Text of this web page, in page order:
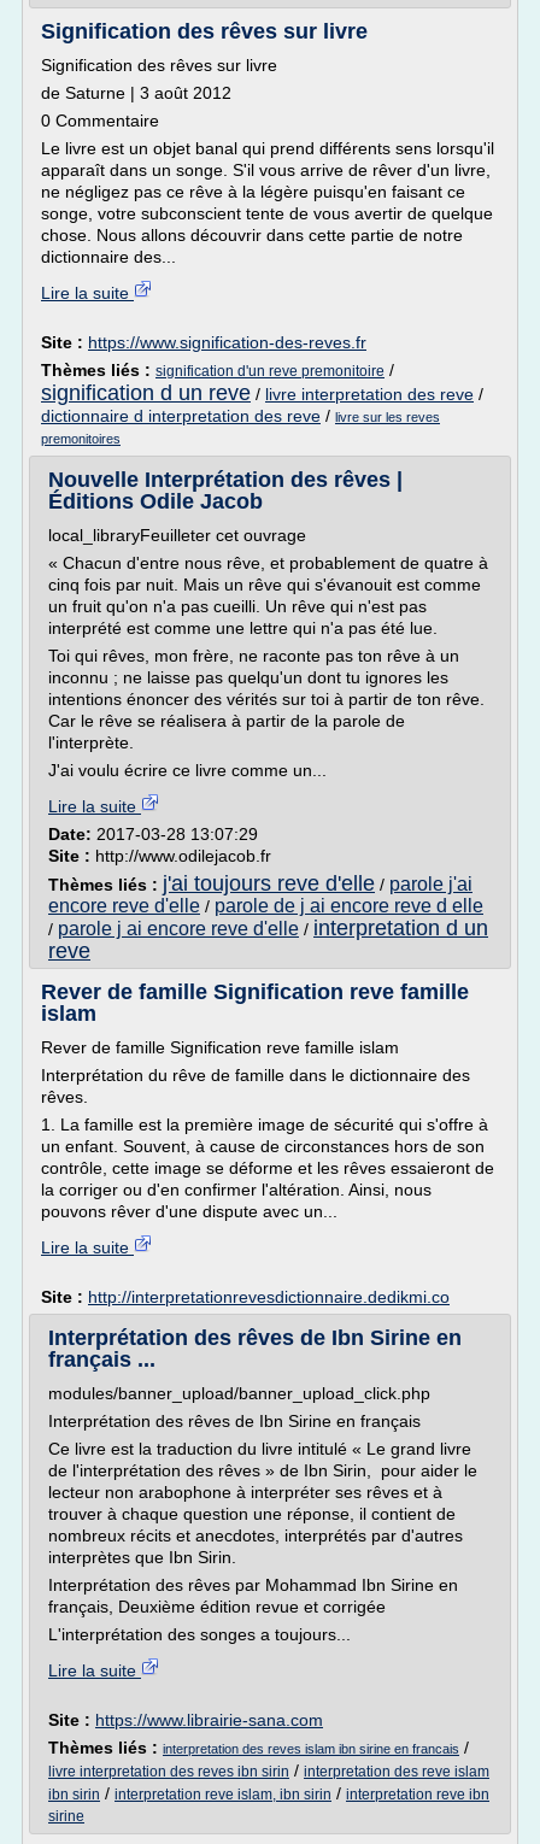
Signification des rêves sur livre
Signification des rêves sur livre
de Saturne | 3 août 2012
0 Commentaire
Le livre est un objet banal qui prend différents sens lorsqu'il
apparaît dans un songe. S'il vous arrive de rêver d'un livre,
ne négligez pas ce rêve à la légère puisqu'en faisant ce
songe, votre subconscient tente de vous avertir de quelque
chose. Nous allons découvrir dans cette partie de notre
dictionnaire des...
Lire la suite
Site : https://www.signification-des-reves.fr
Thèmes liés : signification d'un reve premonitoire /
signification d un reve / livre interpretation des reve /
dictionnaire d interpretation des reve / livre sur les reves
premonitoires
Nouvelle Interprétation des rêves |
Éditions Odile Jacob
local_libraryFeuilleter cet ouvrage
« Chacun d'entre nous rêve, et probablement de quatre à
cinq fois par nuit. Mais un rêve qui s'évanouit est comme
un fruit qu'on n'a pas cueilli. Un rêve qui n'est pas
interprété est comme une lettre qui n'a pas été lue.
Toi qui rêves, mon frère, ne raconte pas ton rêve à un
inconnu ; ne laisse pas quelqu'un dont tu ignores les
intentions énoncer des vérités sur toi à partir de ton rêve.
Car le rêve se réalisera à partir de la parole de
l'interprète.
J'ai voulu écrire ce livre comme un...
Lire la suite
Date: 2017-03-28 13:07:29
Site : http://www.odilejacob.fr
Thèmes liés : j'ai toujours reve d'elle / parole j'ai
encore reve d'elle / parole de j ai encore reve d elle
/ parole j ai encore reve d'elle / interpretation d un
reve
Rever de famille Signification reve famille
islam
Rever de famille Signification reve famille islam
Interprétation du rêve de famille dans le dictionnaire des
rêves.
1. La famille est la première image de sécurité qui s'offre à
un enfant. Souvent, à cause de circonstances hors de son
contrôle, cette image se déforme et les rêves essaieront de
la corriger ou d'en confirmer l'altération. Ainsi, nous
pouvons rêver d'une dispute avec un...
Lire la suite
Site : http://interpretationrevesdictionnaire.dedikmi.co
Interprétation des rêves de Ibn Sirine en
français ...
modules/banner_upload/banner_upload_click.php
Interprétation des rêves de Ibn Sirine en français
Ce livre est la traduction du livre intitulé « Le grand livre
de l'interprétation des rêves » de Ibn Sirin, pour aider le
lecteur non arabophone à interpréter ses rêves et à
trouver à chaque question une réponse, il contient de
nombreux récits et anecdotes, interprétés par d'autres
interprètes que Ibn Sirin.
Interprétation des rêves par Mohammad Ibn Sirine en
français, Deuxième édition revue et corrigée
L'interprétation des songes a toujours...
Lire la suite
Site : https://www.librairie-sana.com
Thèmes liés : interpretation des reves islam ibn sirine en francais /
livre interpretation des reves ibn sirin / interpretation des reve islam
ibn sirin / interpretation reve islam, ibn sirin / interpretation reve ibn
sirine